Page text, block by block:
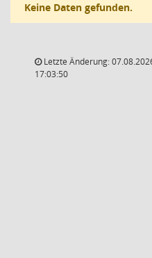
Keine Daten gefunden.
Letzte Änderung:
17:03:50